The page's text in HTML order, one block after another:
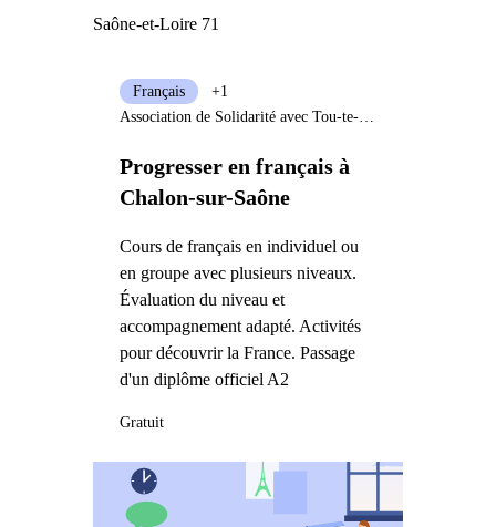
Saône-et-Loire 71
Progresser en français à
Chalon-sur-Saône
Cours de français en individuel ou
en groupe avec plusieurs niveaux.
Évaluation du niveau et
accompagnement adapté. Activités
pour découvrir la France. Passage
d'un diplôme officiel A2
Français
+1
Association de Solidarité avec Tou-te-s les Immigré-e-s
Gratuit